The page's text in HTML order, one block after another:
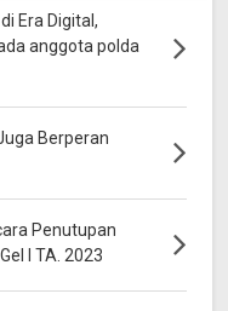
Era Digital,
anggota polda
Berperan
Penutupan
I TA. 2023